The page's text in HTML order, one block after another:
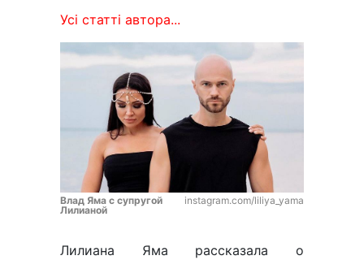
Усі статті автора...
Влад Яма с супругой
Лилианой
instagram.com/liliya_yama
Лилиана Яма рассказала о